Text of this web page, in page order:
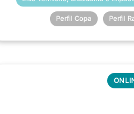
Perfil Copa Perfil